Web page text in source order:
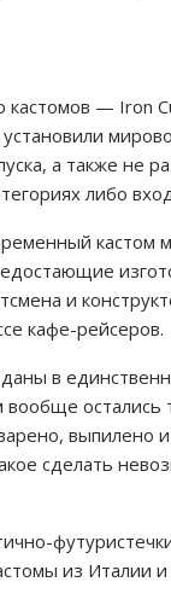
кастомов — Iron
а также не
либо
кастом
и
кафе-рейсеров.
в
остались
выпилено и
сделать
из Италии